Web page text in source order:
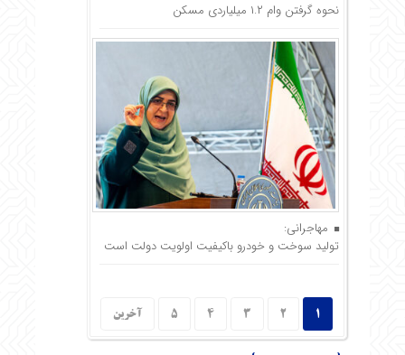
نحوه گرفتن وام ١.٢ میلیاردی مسکن
مهاجرانی:
تولید سوخت و خودرو باکیفیت اولویت دولت است
1
2
3
4
5 آخرین